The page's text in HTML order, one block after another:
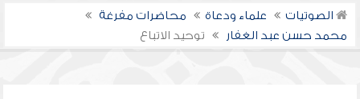
الصوتيات علماء ودعاة
محاضرات مفرغة
محمد حسن عبد الغفار
توحيد الاتباع